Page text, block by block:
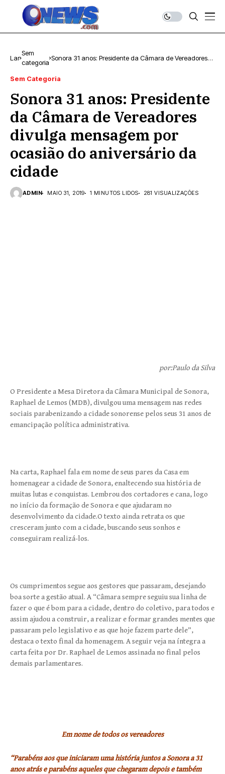
Lar
Sem
categoria
Sonora 31 anos: Presidente da Câmara de Vereadores
cidade
Sem Categoria
Sonora 31 anos: Presidente
da Câmara de Vereadores
divulga mensagem por
ocasião do aniversário da
cidade
ADMIN MAIO 31, 2019 1 MINUTOS LIDOS 281 VISUALIZAÇÕES
por:Paulo da Silva
O Presidente a Mesa Diretora da Câmara Municipal de Sonora,
Raphael de Lemos (MDB), divulgou uma mensagem nas redes
sociais parabenizando a cidade sonorense pelos seus 31 anos de
emancipação política administrativa.
Na carta, Raphael fala em nome de seus pares da Casa em
homenagear a cidade de Sonora, enaltecendo sua história de
muitas lutas e conquistas. Lembrou dos cortadores e cana, logo
no início da formação de Sonora e que ajudaram no
desenvolvimento da cidade.O texto ainda retrata os que
cresceram junto com a cidade, buscando seus sonhos e
conseguiram realizá-los.
Os cumprimentos segue aos gestores que passaram, desejando
boa sorte a gestão atual. A “Câmara sempre seguiu sua linha de
fazero que é bom para a cidade, dentro do coletivo, para todos e
assim ajudou a construir, a realizar e formar grandes mentes que
passaram pelo legislativo e as que hoje fazem parte dele”,
destaca o texto final da homenagem. A seguir veja na íntegra a
carta feita por Dr. Raphael de Lemos assinada no final pelos
demais parlamentares.
Em nome de todos os vereadores
“Parabéns aos que iniciaram uma história juntos a Sonora a 31
anos atrás e parabéns aqueles que chegaram depois e também